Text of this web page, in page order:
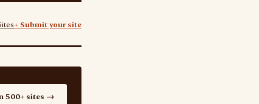
+ Submit your site
500+ sites →